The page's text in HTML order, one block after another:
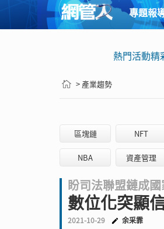
專題報
熱門活動精
> 產業趨勢
區塊鏈 NFT
NBA 資產管理
盼司法聯盟鏈成
數位化突顯
2021-10-29 余采霏